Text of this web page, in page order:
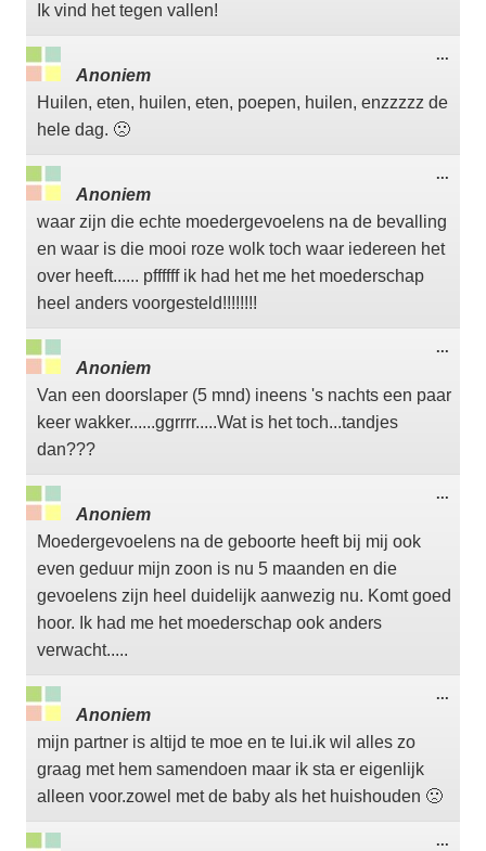
Ik vind het tegen vallen!
Anoniem
Huilen, eten, huilen, eten, poepen, huilen, enzzzzz de
hele dag. 🙁
...
Anoniem
waar zijn die echte moedergevoelens na de bevalling
en waar is die mooi roze wolk toch waar iedereen het
over heeft...... pffffff ik had het me het moederschap
heel anders voorgesteld!!!!!!!!
...
Anoniem
Van een doorslaper (5 mnd) ineens 's nachts een paar
keer wakker......ggrrrr.....Wat is het toch...tandjes
dan???
...
Anoniem
Moedergevoelens na de geboorte heeft bij mij ook
even geduur mijn zoon is nu 5 maanden en die
gevoelens zijn heel duidelijk aanwezig nu. Komt goed
hoor. Ik had me het moederschap ook anders
verwacht.....
...
Anoniem
mijn partner is altijd te moe en te lui.ik wil alles zo
graag met hem samendoen maar ik sta er eigenlijk
alleen voor.zowel met de baby als het huishouden 🙁
...
...